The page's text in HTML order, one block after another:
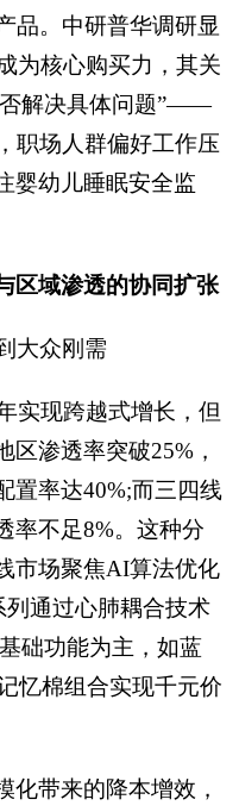
品。中研普华调研显
为核心购买力，其关
否解决具体问题”——
职场人群偏好工作压
婴幼儿睡眠安全监
区域渗透的协同扩张
大众刚需
实现跨越式增长，但
区渗透率突破25%，
置率达40%;而三四线
率不足8%。这种分
市场聚焦AI算法优化
通过心肺耦合技术
础功能为主，如蓝
忆棉组合实现千元价
化带来的降本增效，